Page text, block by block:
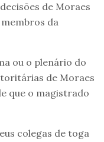
de Moraes
da
ou o plenário do
de Moraes
que o magistrado
colegas de toga